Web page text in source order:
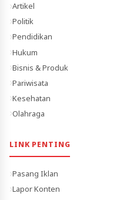
Artikel
Politik
Pendidikan
Hukum
Bisnis & Produk
Pariwisata
Kesehatan
Olahraga
LINK PENTING
Pasang Iklan
Lapor Konten